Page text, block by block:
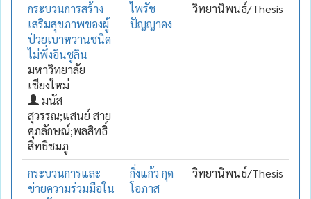
กระบวนการสร้าง
เสริมสุขภาพของผู้
ป่วยเบาหวานชนิด
ไม่พึ่งอินซูลิน
มหาวิทยาลัย
เชียงใหม่
มนัส
สุวรรณ;แสนย์ สาย
ศุภลักษณ์;พลสิทธิ์
สิทธิชมภู
ไพรัช
ปัญญาคง
วิทยานิพนธ์/Thesis
กระบวนการและ
ข่ายความร่วมมือใน
กิ่งแก้ว กุด
โอภาส
วิทยานิพนธ์/Thesis